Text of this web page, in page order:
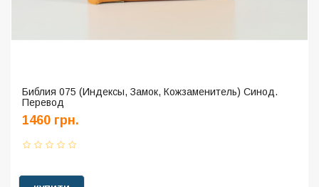
Библия 075 (Индексы, Замок, Кожзаменитель) Синод.
Перевод
1460 грн.